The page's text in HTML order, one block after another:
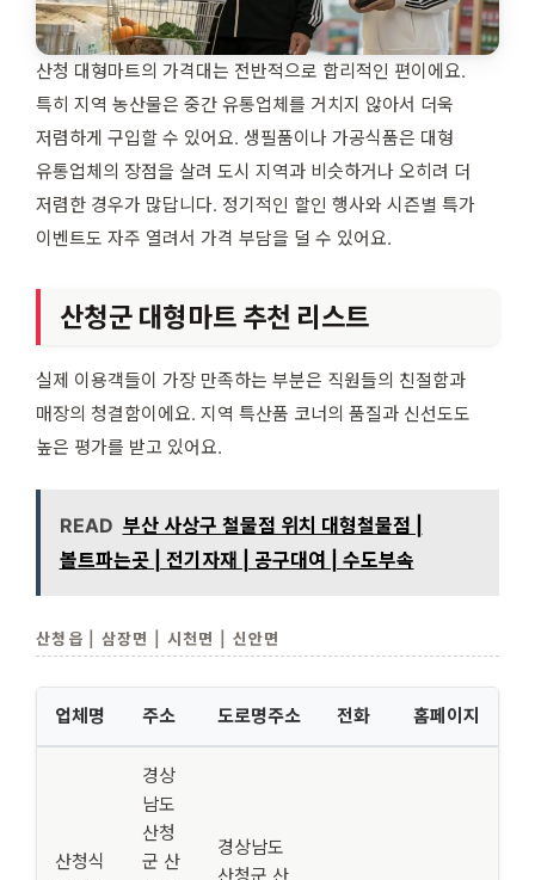
산청 대형마트의 가격대는 전반적으로 합리적인 편이에요.
특히 지역 농산물은 중간 유통업체를 거치지 않아서 더욱
저렴하게 구입할 수 있어요. 생필품이나 가공식품은 대형
유통업체의 장점을 살려 도시 지역과 비슷하거나 오히려 더
저렴한 경우가 많답니다. 정기적인 할인 행사와 시즌별 특가
이벤트도 자주 열려서 가격 부담을 덜 수 있어요.
산청군 대형마트 추천 리스트
실제 이용객들이 가장 만족하는 부분은 직원들의 친절함과
매장의 청결함이에요. 지역 특산품 코너의 품질과 신선도도
높은 평가를 받고 있어요.
READ 부산 사상구 철물점 위치 대형철물점 |
볼트파는곳 | 전기자재 | 공구대여 | 수도부속
산청읍 | 삼장면 | 시천면 | 신안면
업체명 주소 도로명주소 전화 홈페이지
산청식
경상
남도
산청
군 산
경상남도